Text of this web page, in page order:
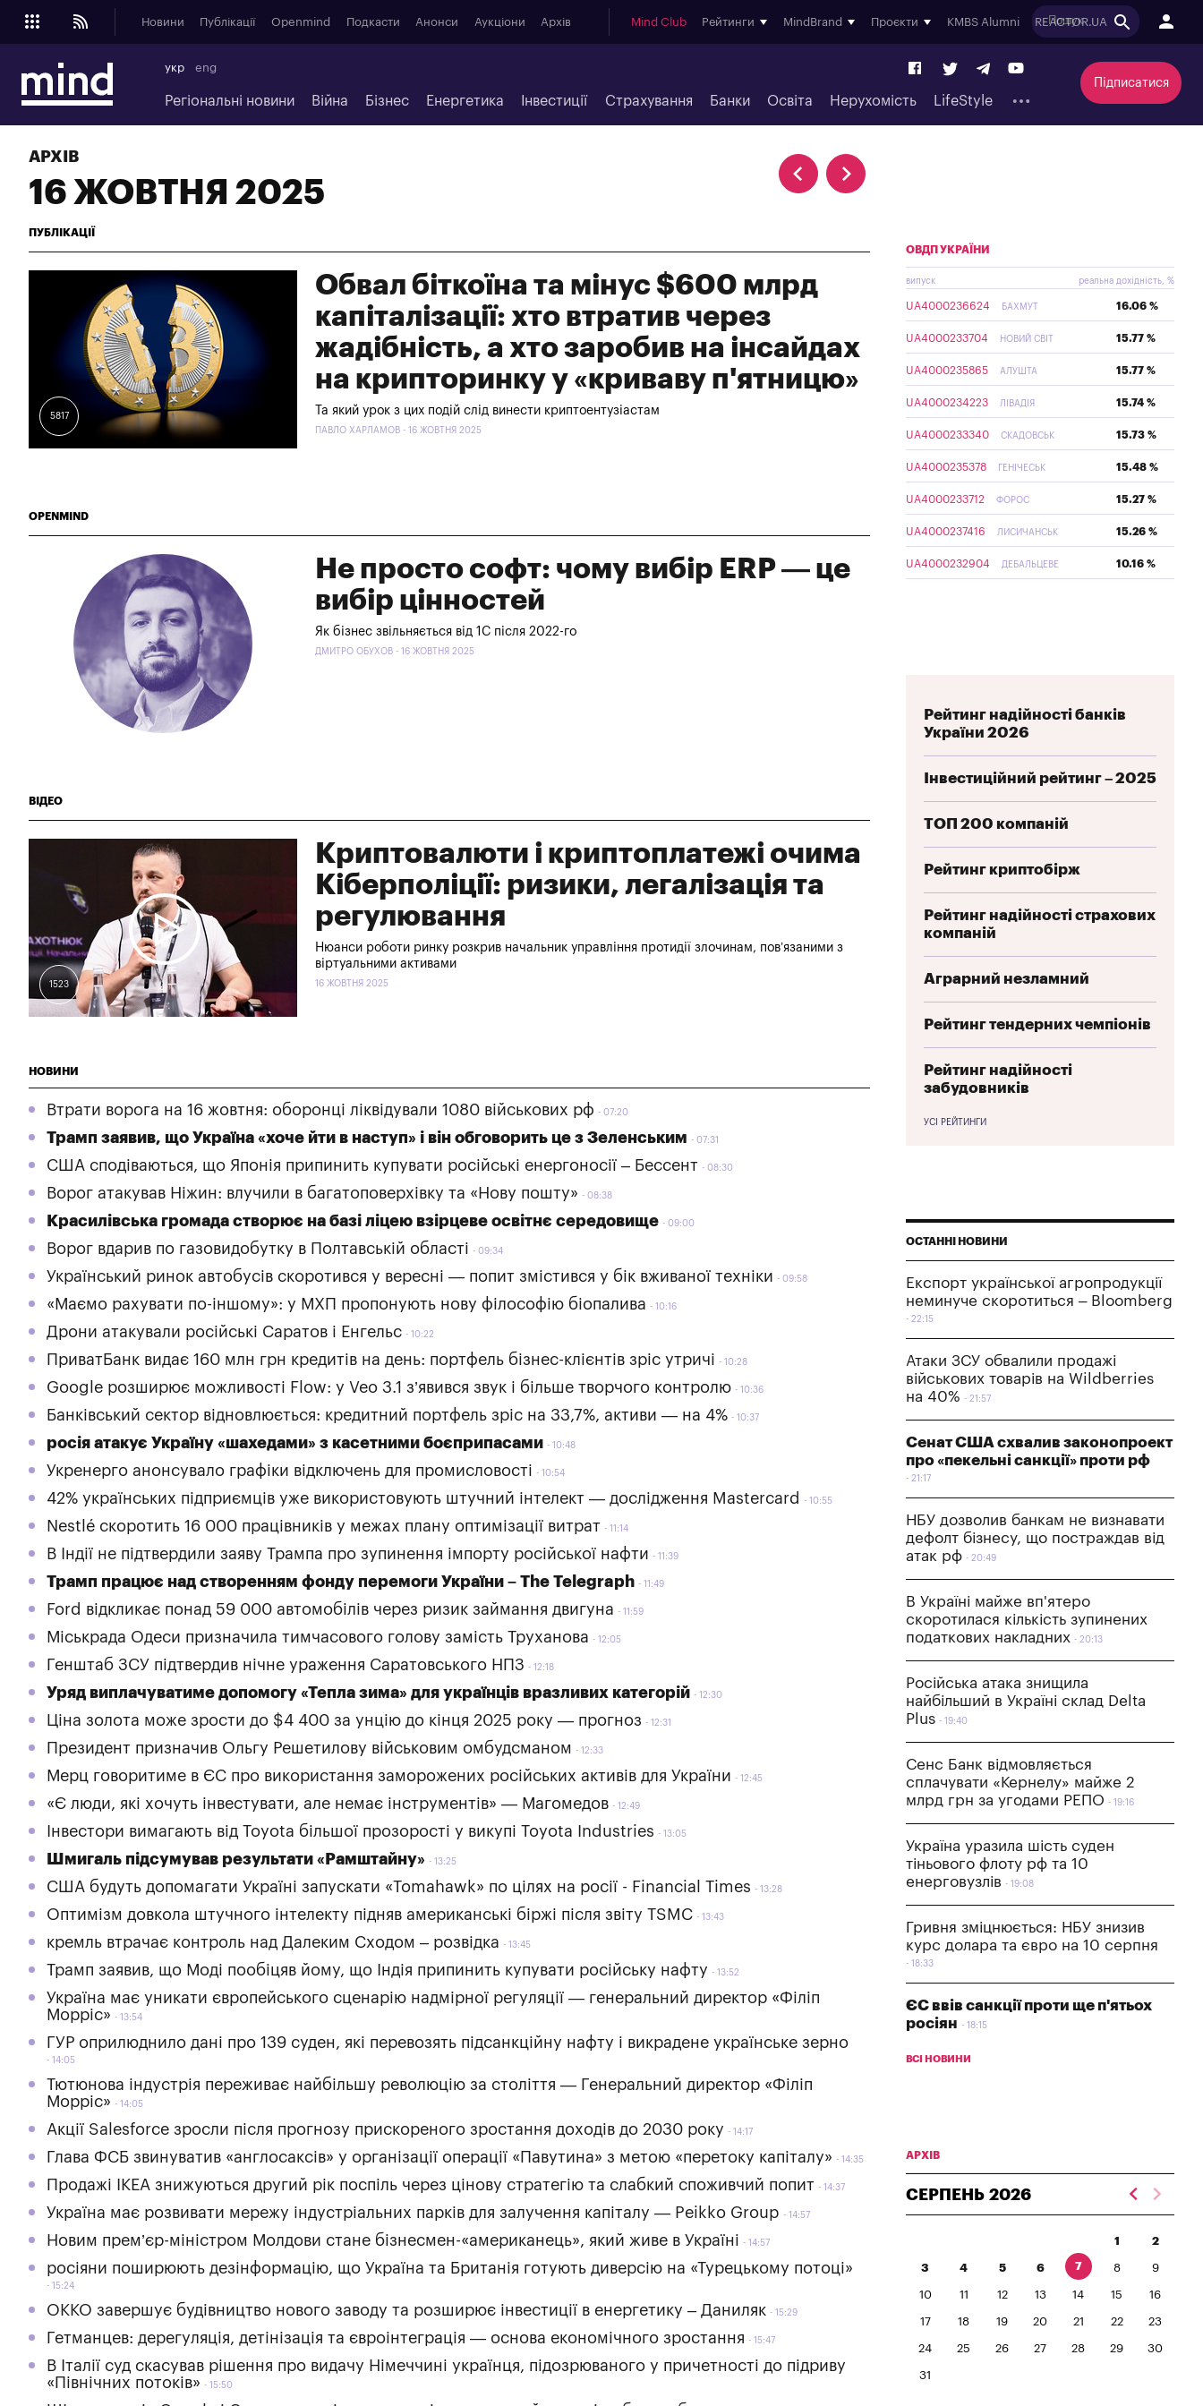
Новини Публікації Openmind Подкасти Анонси Аукціони Архів Mind Club Рейтинги MindBrand Проєкти KMBS Alumni REACTOR.UA
укр eng
Регіональні новини Війна Бізнес Енергетика Інвестиції Страхування Банки Освіта Нерухомість LifeStyle
Підписатися
АРХІВ
16 ЖОВТНЯ 2025
ПУБЛІКАЦІЇ
5817
Обвал біткоїна та мінус $600 млрд
капіталізації: хто втратив через
жадібність, а хто заробив на інсайдах
на крипторинку у «криваву п'ятницю»
Та який урок з цих подій слід винести криптоентузіастам
ПАВЛО ХАРЛАМОВ - 16 ЖОВТНЯ 2025
OPENMIND
Не просто софт: чому вибір ERP — це
вибір цінностей
Як бізнес звільняється від 1С після 2022-го
ДМИТРО ОБУХОВ - 16 ЖОВТНЯ 2025
ВІДЕО
1523
Криптовалюти і криптоплатежі очима
Кіберполіції: ризики, легалізація та
регулювання
Нюанси роботи ринку розкрив начальник управління протидії злочинам, пов’язаними з
віртуальними активами
16 ЖОВТНЯ 2025
НОВИНИ
Втрати ворога на 16 жовтня: оборонці ліквідували 1080 військових рф 07:20
Трамп заявив, що Україна «хоче йти в наступ» і він обговорить це з Зеленським 07:31
США сподіваються, що Японія припинить купувати російські енергоносії – Бессент 08:30
Ворог атакував Ніжин: влучили в багатоповерхівку та «Нову пошту» 08:38
Красилівська громада створює на базі ліцею взірцеве освітнє середовище 09:00
Ворог вдарив по газовидобутку в Полтавській області 09:34
Український ринок автобусів скоротився у вересні — попит змістився у бік вживаної техніки 09:58
«Маємо рахувати по-іншому»: у МХП пропонують нову філософію біопалива 10:16
Дрони атакували російські Саратов і Енгельс 10:22
ПриватБанк видає 160 млн грн кредитів на день: портфель бізнес-клієнтів зріс утричі 10:28
Google розширює можливості Flow: у Veo 3.1 з’явився звук і більше творчого контролю 10:36
Банківський сектор відновлюється: кредитний портфель зріс на 33,7%, активи — на 4% 10:37
росія атакує Україну «шахедами» з касетними боєприпасами 10:48
Укренерго анонсувало графіки відключень для промисловості 10:54
42% українських підприємців уже використовують штучний інтелект — дослідження Mastercard 10:55
Nestlé скоротить 16 000 працівників у межах плану оптимізації витрат 11:14
В Індії не підтвердили заяву Трампа про зупинення імпорту російської нафти 11:39
Трамп працює над створенням фонду перемоги України – The Telegraph 11:49
Ford відкликає понад 59 000 автомобілів через ризик займання двигуна 11:59
Міськрада Одеси призначила тимчасового голову замість Труханова 12:05
Генштаб ЗСУ підтвердив нічне ураження Саратовського НПЗ 12:18
Уряд виплачуватиме допомогу «Тепла зима» для українців вразливих категорій 12:30
Ціна золота може зрости до $4 400 за унцію до кінця 2025 року — прогноз 12:31
Президент призначив Ольгу Решетилову військовим омбудсманом 12:33
Мерц говоритиме в ЄС про використання заморожених російських активів для України 12:45
«Є люди, які хочуть інвестувати, але немає інструментів» — Магомедов 12:49
Інвестори вимагають від Toyota більшої прозорості у викупі Toyota Industries 13:05
Шмигаль підсумував результати «Рамштайну» 13:25
США будуть допомагати Україні запускати «Tomahawk» по цілях на росії - Financial Times 13:28
Оптимізм довкола штучного інтелекту підняв американські біржі після звіту TSMC 13:43
кремль втрачає контроль над Далеким Сходом – розвідка 13:45
Трамп заявив, що Моді пообіцяв йому, що Індія припинить купувати російську нафту 13:52
Україна має уникати європейського сценарію надмірної регуляції — генеральний директор «Філіп
Морріс»
13:54
ГУР оприлюднило дані про 139 суден, які перевозять підсанкційну нафту і викрадене українське зерно
14:05
Тютюнова індустрія переживає найбільшу революцію за століття — Генеральний директор «Філіп
Морріс»
14:05
Акції Salesforce зросли після прогнозу прискореного зростання доходів до 2030 року 14:17
Глава ФСБ звинуватив «англосаксів» у організації операції «Павутина» з метою «перетоку капіталу» 14:35
Продажі IKEA знижуються другий рік поспіль через цінову стратегію та слабкий споживчий попит 14:37
Україна має розвивати мережу індустріальних парків для залучення капіталу — Peikko Group 14:57
Новим прем’єр-міністром Молдови стане бізнесмен-«американець», який живе в Україні 14:57
росіяни поширюють дезінформацію, що Україна та Британія готують диверсію на «Турецькому потоці»
15:24
ОККО завершує будівництво нового заводу та розширює інвестиції в енергетику – Даниляк 15:29
Гетманцев: дерегуляція, детінізація та євроінтеграція — основа економічного зростання 15:47
В Італії суд скасував рішення про видачу Німеччині українця, підозрюваного у причетності до підриву
«Північних потоків»
15:50
ОВДП УКРАЇНИ
випуск реальна дохідність, %
UA4000236624 БАХМУТ 16.06 %
UA4000233704 НОВИЙ СВІТ 15.77 %
UA4000235865 АЛУШТА 15.77 %
UA4000234223 ЛІВАДІЯ 15.74 %
UA4000233340 СКАДОВСЬК 15.73 %
UA4000235378 ГЕНІЧЕСЬК 15.48 %
UA4000233712 ФОРОС 15.27 %
UA4000237416 ЛИСИЧАНСЬК 15.26 %
UA4000232904 ДЕБАЛЬЦЕВЕ 10.16 %
Рейтинг надійності банків
України 2026
Інвестиційний рейтинг – 2025
ТОП 200 компаній
Рейтинг криптобірж
Рейтинг надійності страхових
компаній
Аграрний незламний
Рейтинг тендерних чемпіонів
Рейтинг надійності
забудовників
УСІ РЕЙТИНГИ
ОСТАННІ НОВИНИ
Експорт української агропродукції
неминуче скоротиться – Bloomberg
22:15
Атаки ЗСУ обвалили продажі
військових товарів на Wildberries
на 40%
21:57
Сенат США схвалив законопроект
про «пекельні санкції» проти рф
21:17
НБУ дозволив банкам не визнавати
дефолт бізнесу, що постраждав від
атак рф
20:49
В Україні майже вп'ятеро
скоротилася кількість зупинених
податкових накладних
20:13
Російська атака знищила
найбільший в Україні склад Delta
Plus
19:40
Сенс Банк відмовляється
сплачувати «Кернелу» майже 2
млрд грн за угодами РЕПО
19:16
Україна уразила шість суден
тіньового флоту рф та 10
енерговузлів
19:08
Гривня зміцнюється: НБУ знизив
курс долара та євро на 10 серпня
18:33
ЄС ввів санкції проти ще п'ятьох
росіян
18:15
ВСІ НОВИНИ
АРХІВ
СЕРПЕНЬ 2026
1 2
3 4 5 6 7 8 9
10 11 12 13 14 15 16
17 18 19 20 21 22 23
24 25 26 27 28 29 30
31